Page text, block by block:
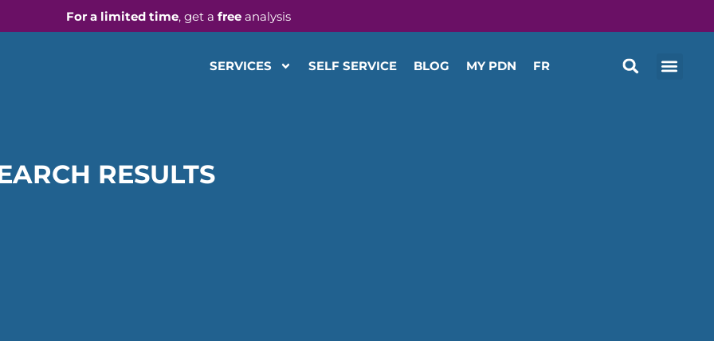
For a limited time, get a free analysis
SERVICES SELF SERVICE BLOG MY PDN FR
RESULTS